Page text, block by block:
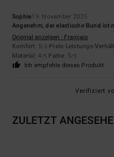
Sophie19. November 2025
Angenehm, der elastische Bund ist
Original anzeigen - Français
Komfort: 5/5 Preis-Leistungs-
Material: 4 /5 Farbe: 5/5
Ich empfehle dieses Produkt
Verifiziert
ZULETZT